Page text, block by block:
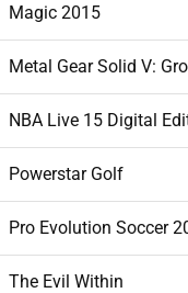
Magic 2015
Metal Gear Solid V:
NBA Live 15 Digital
Powerstar Golf
Pro Evolution Soccer
The Evil Within